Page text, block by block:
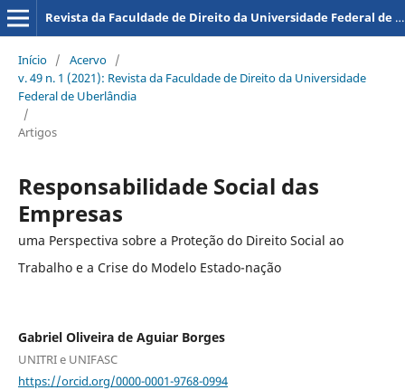
Revista da Faculdade de Direito da Universidade Federal de Uberlândia
Início / Acervo /
v. 49 n. 1 (2021): Revista da Faculdade de Direito da Universidade
Federal de Uberlândia
/
Artigos
Responsabilidade Social das
Empresas
uma Perspectiva sobre a Proteção do Direito Social ao
Trabalho e a Crise do Modelo Estado-nação
Gabriel Oliveira de Aguiar Borges
UNITRI e UNIFASC
https://orcid.org/0000-0001-9768-0994